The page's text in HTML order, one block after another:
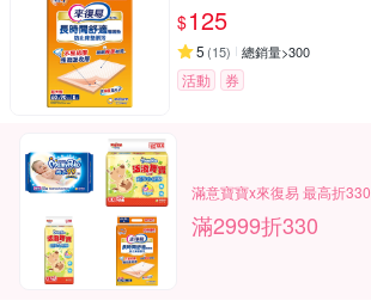
$125
5 (15) 總銷量>300
活動 券
滿意寶寶x來復易 最高折330
滿2999折330